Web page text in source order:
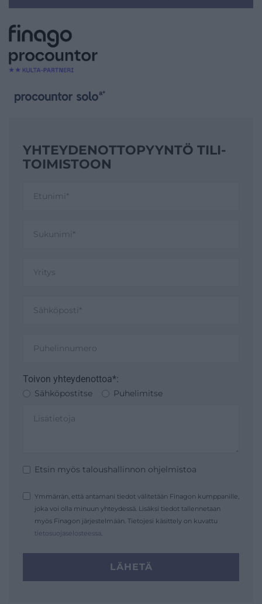
YHTEYDENOTTO­PYYNTÖ TILI­
TOIMISTOON
Toivon yhteydenottoa*:
Sähköpostitse Puhelimitse
Etsin myös taloushallinnon ohjelmistoa
Ymmärrän, että antamani tiedot välitetään Finagon kumppanille,
joka voi olla minuun yhteydessä. Lisäksi tiedot tallennetaan
myös Finagon järjestelmään. Tietojesi käsittely on kuvattu
tietosuojaselosteessa .
LÄHETÄ